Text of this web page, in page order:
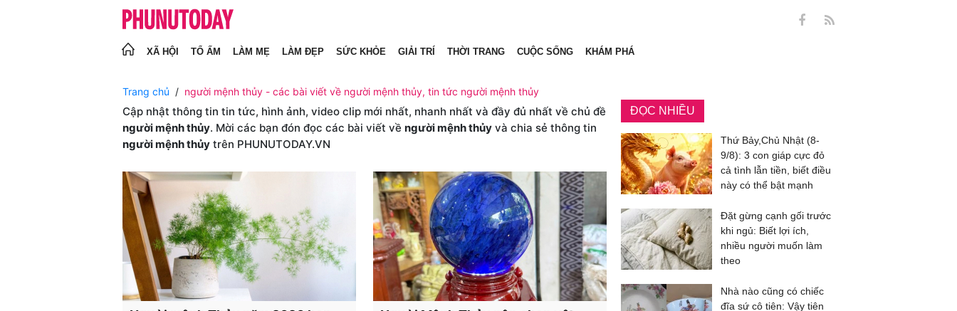
XÃ HỘI TỔ ẤM LÀM MẸ LÀM ĐẸP SỨC KHỎE GIẢI TRÍ THỜI TRANG CUỘC SỐNG KHÁM PHÁ
Trang chủ người mệnh thủy - các bài viết về người mệnh thủy, tin tức người mệnh thủy
Cập nhật thông tin tin tức, hình ảnh, video clip mới nhất, nhanh nhất và đầy đủ nhất về chủ đề
người mệnh thủy. Mời các bạn đón đọc các bài viết về người mệnh thủy và chia sẻ thông tin
người mệnh thủy trên PHUNUTODAY.VN
ĐỌC NHIỀU
Thứ Bảy,Chủ Nhật (8-
9/8): 3 con giáp cực đỏ
cả tình lẫn tiền, biết điều
này có thể bật mạnh
Đặt gừng cạnh gối trước
khi ngủ: Biết lợi ích,
nhiều người muốn làm
theo
Nhà nào cũng có chiếc
đĩa sứ cô tiên: Vậy tiên